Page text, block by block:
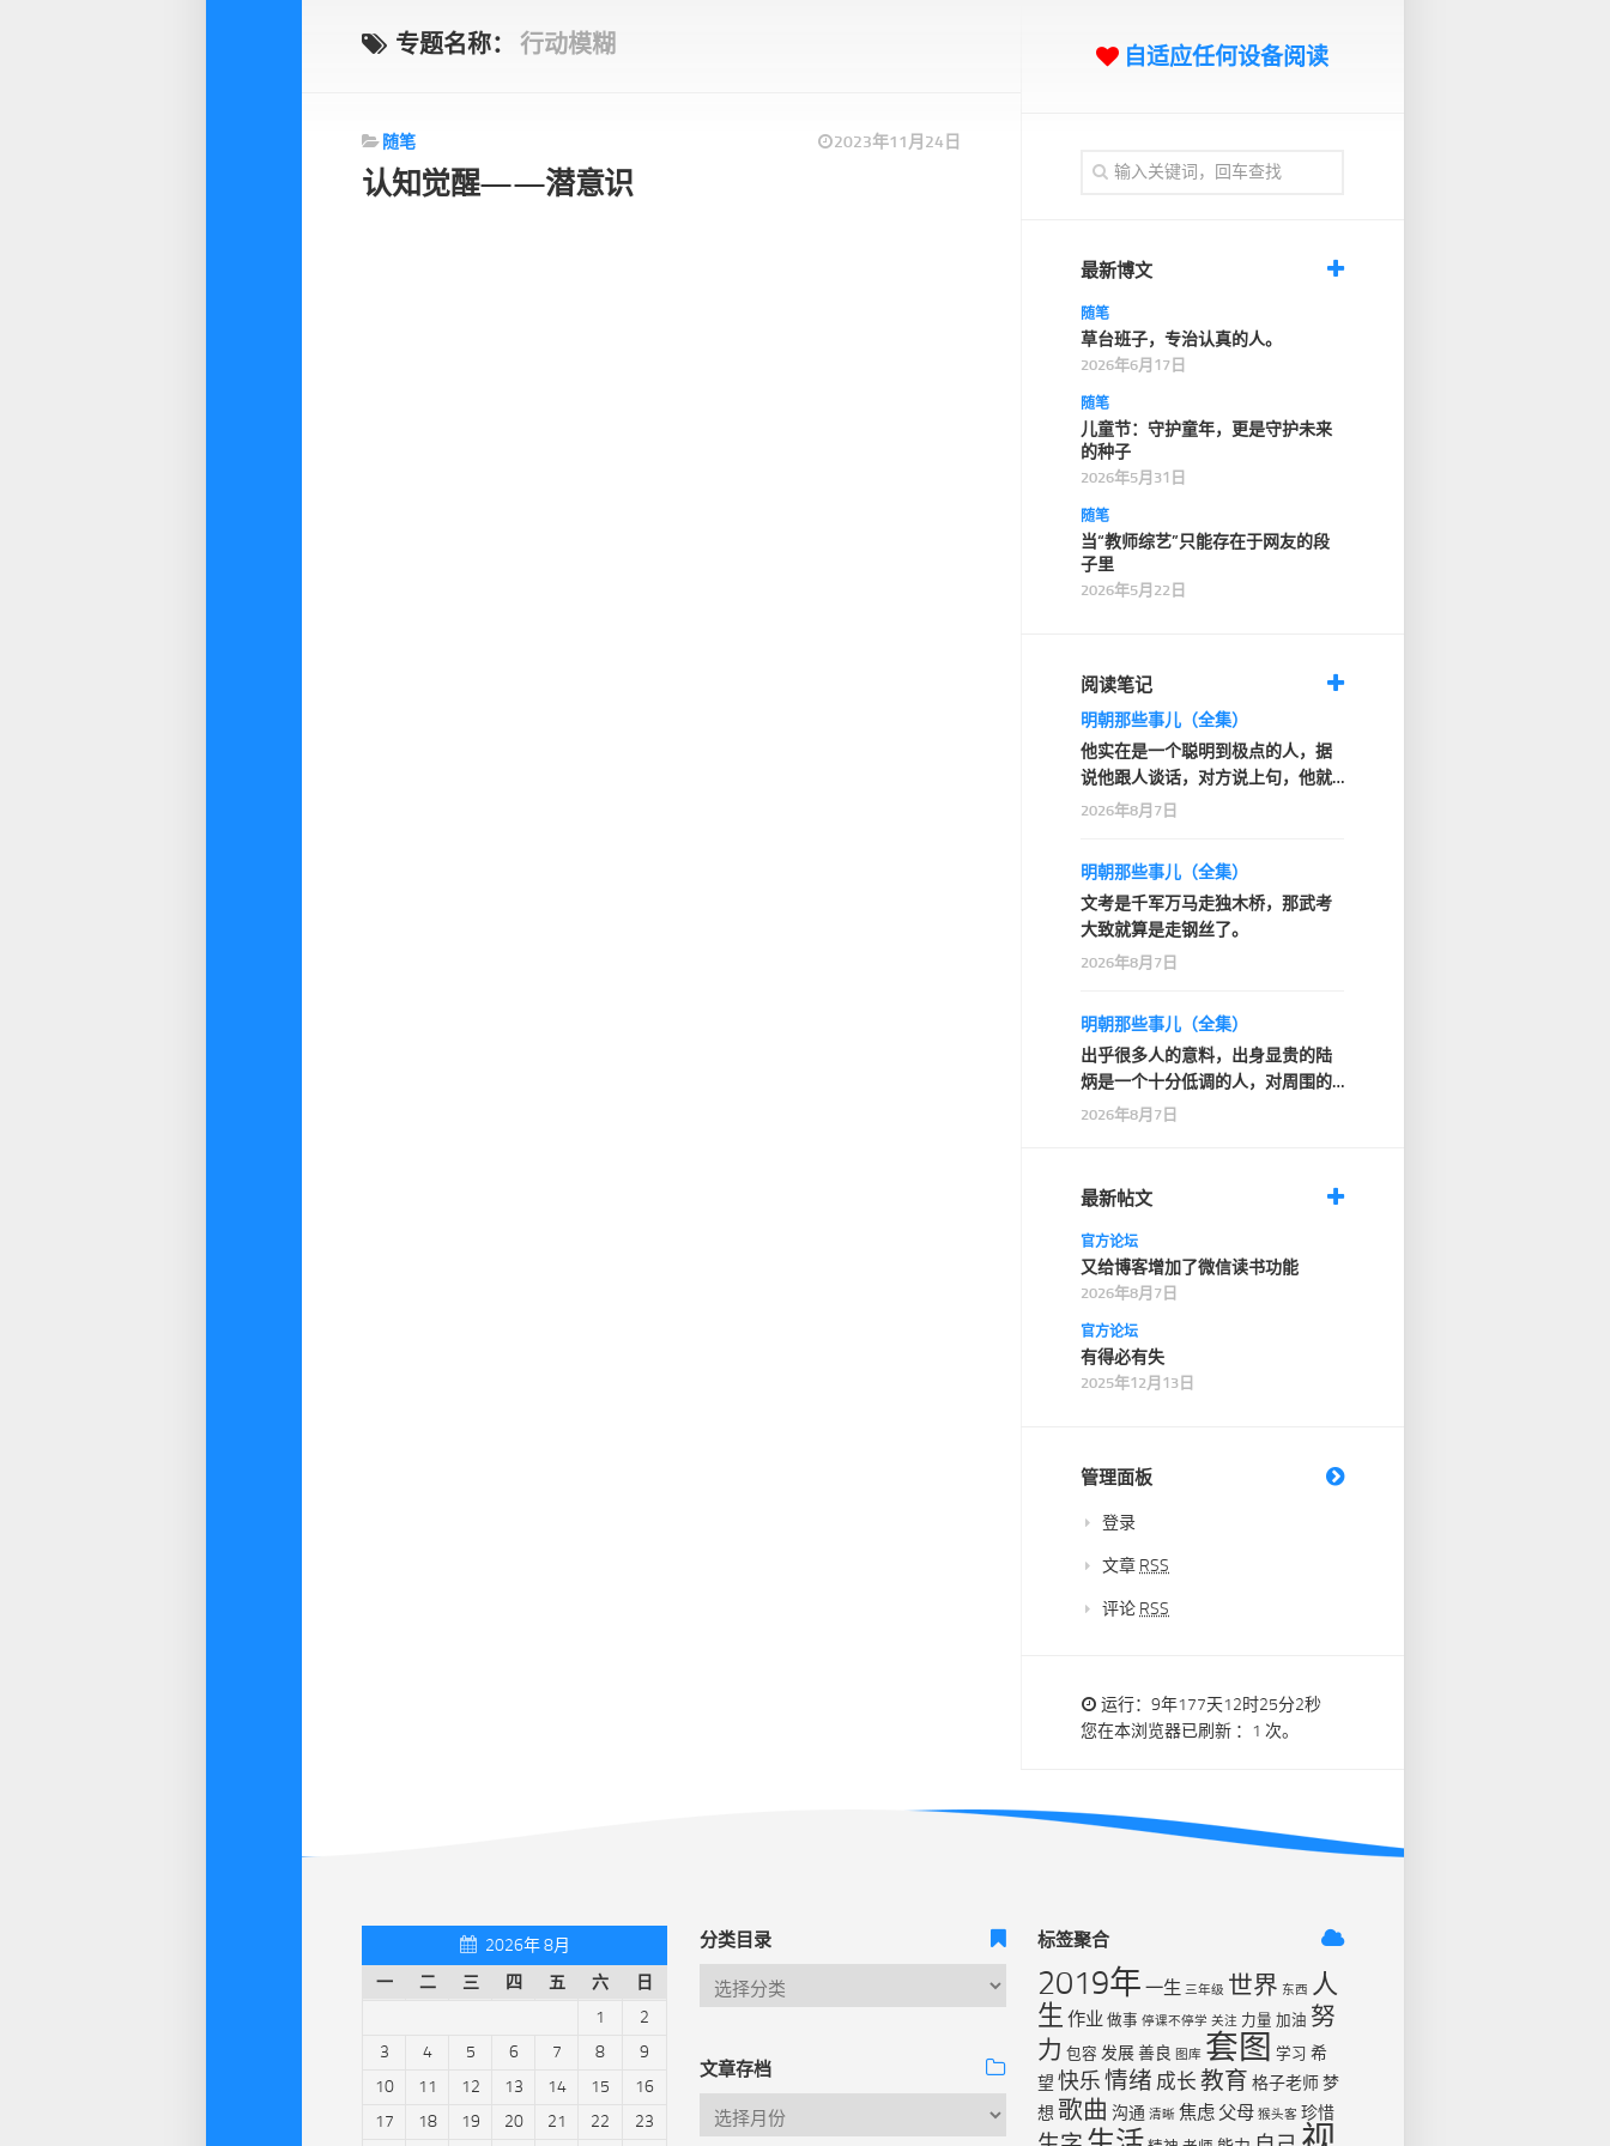
专题名称： 行动模糊
随笔 2023年11月24日
认知觉醒——潜意识
自适应任何设备阅读
最新博文
随笔
草台班子，专治认真的人。
2026年6月17日
随笔
儿童节：守护童年，更是守护未来
的种子
2026年5月31日
随笔
当“教师综艺”只能存在于网友的段
子里
2026年5月22日
阅读笔记
明朝那些事儿（全集）
他实在是一个聪明到极点的人，据
说他跟人谈话，对方说上句，他就
知道人家下句要说什…
2026年8月7日
明朝那些事儿（全集）
文考是千军万马走独木桥，那武考
大致就算是走钢丝了。
2026年8月7日
明朝那些事儿（全集）
出乎很多人的意料，出身显贵的陆
炳是一个十分低调的人，对周围的
人也十分客气，没有…
2026年8月7日
最新帖文
官方论坛
又给博客增加了微信读书功能
2026年8月7日
官方论坛
有得必有失
2025年12月13日
管理面板
登录
文章 RSS
评论 RSS
运行：9年177天12时25分3秒
您在本浏览器已刷新 ：1 次。
2026年 8月
一
二 三 四 五 六
日
1
2
3
4 5 6 7 8
9
10
11 12 13 14 15
16
17
18 19 20 21 22 23
分类目录
文章存档
标签聚合
2019年 一生 三年级 世界 东西 人
生 作业 做事 停课不停学 关注 力量 加油 努
力 包容 发展善良 图库 套图 学习 希
望 快乐情绪 成长 教育 格子老师梦
想 歌曲 沟通 清晰 焦虑 父母 猴头客 珍惜